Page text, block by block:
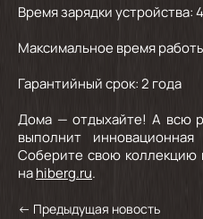
Время зарядки устройства:
Максимальное время
Гарантийный срок: 2 года
Дома — отдыхайте! А всю
выполнит инновационная
Соберите свою
наhiberg.ru.
← Предыдущая новость